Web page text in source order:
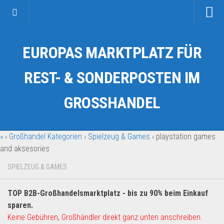
Kategorien
Auto & Motorrad
Fahrzeuge & Transport
Garten & Werkzeug
Geschäft, Büro & Schreibwaren
Geschenkartikel
Handy und Smartphone
Kosmetik & Pflege
EUROPAS MARKTPLATZ FÜR
REST- & SONDERPOSTEN IM
GROSSHANDEL
» › Großhandel Kategorien › Spielzeug & Games › playstation games
and aksesories
SPIELZEUG & GAMES
TOP B2B-Großhandelsmarktplatz - bis zu 90% beim Einkauf
sparen.
Keine Gebühren, Großhändler direkt ganz unten anschreiben.